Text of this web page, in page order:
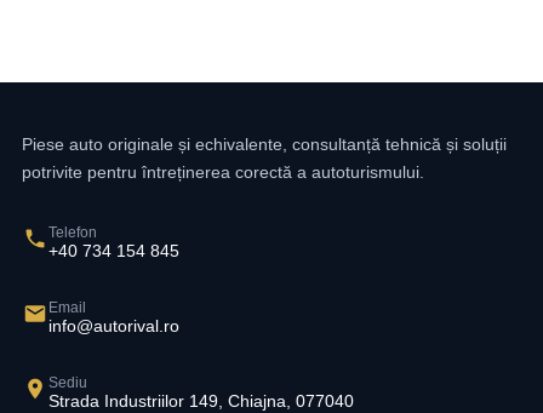
Piese auto originale și echivalente, consultanță tehnică și soluții
potrivite pentru întreținerea corectă a autoturismului.
Telefon
+40 734 154 845
Email
info@autorival.ro
Sediu
Strada Industriilor 149, Chiajna, 077040